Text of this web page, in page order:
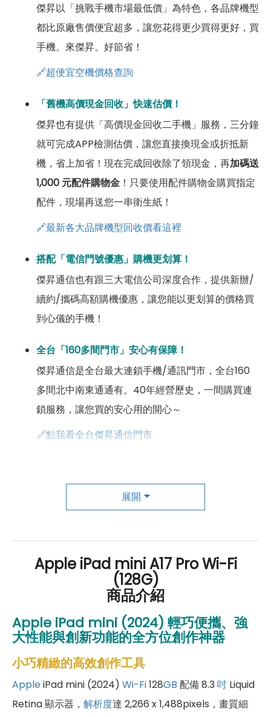
傑昇以「挑戰手機市場最低價」為特色，各品牌機型
都比原廠售價便宜超多，讓您花得更少買得更好，買
手機。來傑昇。好節省！
🔗超便宜空機價格查詢
「舊機高價現金回收」快速估價！
傑昇也有提供「高價現金回收二手機」服務，三分鐘
就可完成APP檢測估價，讓您直接換現金或折抵新
機，省上加省！現在完成回收除了領現金，再加碼送
1,000 元配件購物金 ！只要使用配件購物金購買指定
配件，現場再送您一串衛生紙！
🔗最新各大品牌機型回收價看這裡
搭配「電信門號優惠」購機更划算！
傑昇通信也有跟三大電信公司深度合作，提供新辦/
續約/攜碼高額購機優惠，讓您能以更划算的價格買
到心儀的手機！
全台「160多間門市」安心有保障！
傑昇通信是全台最大連鎖手機/通訊門市，全台160
多間北中南東通通有。40年經營歷史，一間購買連
鎖服務，讓您買的安心用的開心～
🔗點我看全台傑昇通信門市
傑昇尊榮會員除了可以「消費集點兌換商品」，每半
年還有「200元配件購物金」，每年再送「VIP生日
展開
Apple iPad mini A17 Pro Wi-Fi
(128G)
商品介紹
Apple iPad mini (2024) 輕巧便攜、強
大性能與創新功能的全方位創作神器
小巧精緻的高效創作工具
AppleiPad mini (2024) Wi-Fi128GB 配備 8.3吋 Liquid
Retina 顯示器， 解析度達 2,266 x 1,488pixels，畫質細